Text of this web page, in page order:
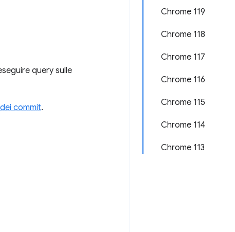
Chrome 119
Chrome 118
Chrome 117
Chrome 116
Chrome 115
Chrome 114
Chrome 113
query sulle
dei commit.